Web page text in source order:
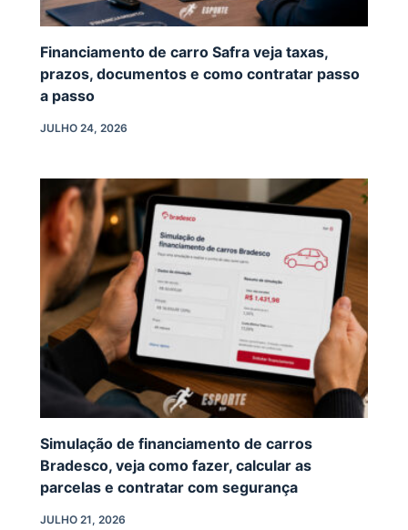
Financiamento de carro Safra veja taxas,
prazos, documentos e como contratar passo
a passo
JULHO 24, 2026
Simulação de financiamento de carros
Bradesco, veja como fazer, calcular as
parcelas e contratar com segurança
JULHO 21, 2026